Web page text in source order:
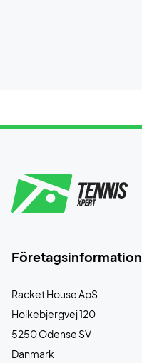
Företagsinformation
Racket House ApS
Holkebjergvej 120
5250 Odense SV
Danmark